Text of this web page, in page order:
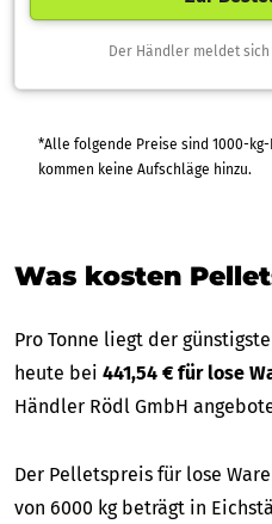
Der Händler meldet
*Alle folgende Preise sind 1000-kg-Brutto-
kommen keine Aufschläge hinzu.
Was kosten
Pro Tonne liegt der günstigste
heute bei 441,54 € für lose
Händler Rödl GmbH
Der Pelletspreis für lose
von 6000 kg beträgt in